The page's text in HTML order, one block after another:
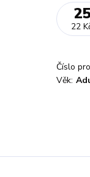
22
Číslo
Věk: